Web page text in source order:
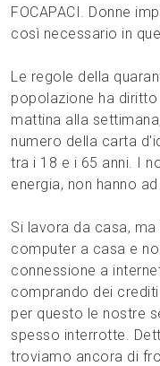
FOCAPACI. Donne
così necessario in
Le regole della
popolazione ha
mattina alla
numero della carta
tra i 18 e i 65 anni. I
energia, non hanno
Si lavora da casa,
computer a casa e
connessione a
comprando dei
per questo le nostre
spesso interrotte.
troviamo ancora di